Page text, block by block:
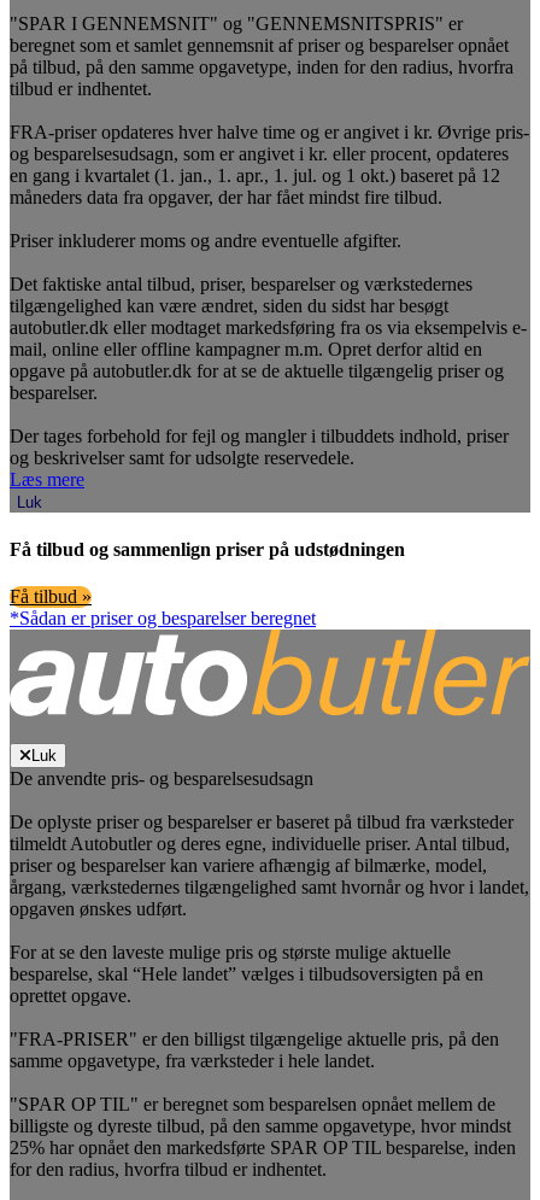
"SPAR I GENNEMSNIT" og "GENNEMSNITSPRIS" er
beregnet som et samlet gennemsnit af priser og besparelser opnået
på tilbud, på den samme opgavetype, inden for den radius, hvorfra
tilbud er indhentet.
FRA-priser opdateres hver halve time og er angivet i kr. Øvrige pris-
og besparelsesudsagn, som er angivet i kr. eller procent, opdateres
en gang i kvartalet (1. jan., 1. apr., 1. jul. og 1 okt.) baseret på 12
måneders data fra opgaver, der har fået mindst fire tilbud.
Priser inkluderer moms og andre eventuelle afgifter.
Det faktiske antal tilbud, priser, besparelser og værkstedernes
tilgængelighed kan være ændret, siden du sidst har besøgt
autobutler.dk eller modtaget markedsføring fra os via eksempelvis e-
mail, online eller offline kampagner m.m. Opret derfor altid en
opgave på autobutler.dk for at se de aktuelle tilgængelig priser og
besparelser.
Der tages forbehold for fejl og mangler i tilbuddets indhold, priser
og beskrivelser samt for udsolgte reservedele.
Læs mere
Luk
Få tilbud og sammenlign priser på udstødningen
Få tilbud »
*Sådan er priser og besparelser beregnet
Luk
De anvendte pris- og besparelsesudsagn
De oplyste priser og besparelser er baseret på tilbud fra værksteder
tilmeldt Autobutler og deres egne, individuelle priser. Antal tilbud,
priser og besparelser kan variere afhængig af bilmærke, model,
årgang, værkstedernes tilgængelighed samt hvornår og hvor i landet,
opgaven ønskes udført.
For at se den laveste mulige pris og største mulige aktuelle
besparelse, skal “Hele landet” vælges i tilbudsoversigten på en
oprettet opgave.
"FRA-PRISER" er den billigst tilgængelige aktuelle pris, på den
samme opgavetype, fra værksteder i hele landet.
"SPAR OP TIL" er beregnet som besparelsen opnået mellem de
billigste og dyreste tilbud, på den samme opgavetype, hvor mindst
25% har opnået den markedsførte SPAR OP TIL besparelse, inden
for den radius, hvorfra tilbud er indhentet.